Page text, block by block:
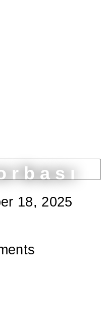
18, 2025